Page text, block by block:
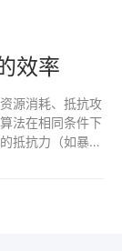
效率
源消耗、抵抗攻
法在相同条件下
抵抗力（如暴力